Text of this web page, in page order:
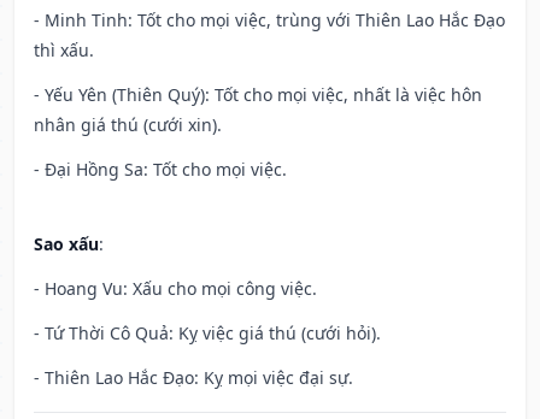
- Minh Tinh: Tốt cho mọi việc, trùng với Thiên Lao Hắc Đạo
thì xấu.
- Yếu Yên (Thiên Quý): Tốt cho mọi việc, nhất là việc hôn
nhân giá thú (cưới xin).
- Đại Hồng Sa: Tốt cho mọi việc.
Sao xấu:
- Hoang Vu: Xấu cho mọi công việc.
- Tứ Thời Cô Quả: Kỵ việc giá thú (cưới hỏi).
- Thiên Lao Hắc Đạo: Kỵ mọi việc đại sự.